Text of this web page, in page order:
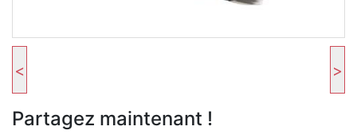
< >
Partagez maintenant !